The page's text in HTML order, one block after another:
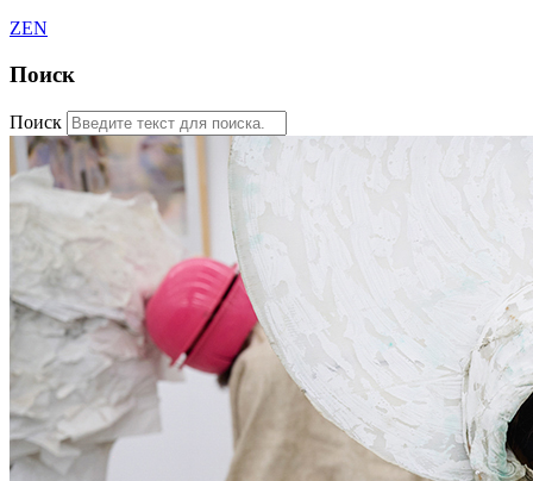
ZEN
Поиск
Поиск